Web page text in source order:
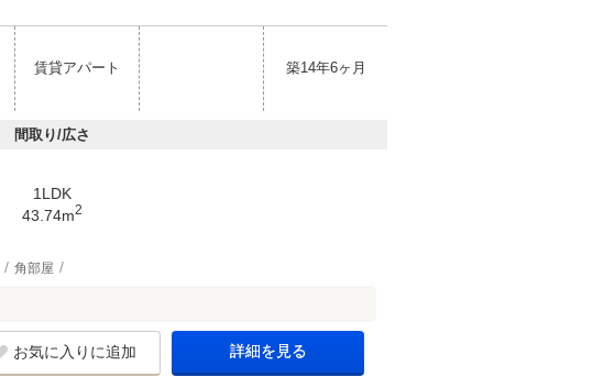
賃貸アパート 築14年6ヶ月
間取り/広さ
1LDK
43.74m2
角部屋
お気に入りに追加 詳細を見る